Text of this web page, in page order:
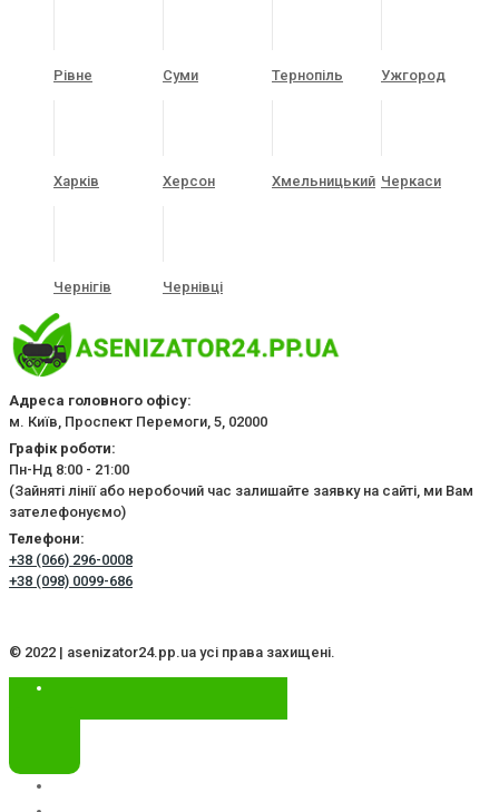
Рівне Суми Тернопіль Ужгород
Харків Херсон Хмельницький Черкаси
Чернігів Чернівці
Адреса головного офісу:
м. Київ, Проспект Перемоги, 5, 02000
Графік роботи:
Пн-Нд 8:00 - 21:00
(Зайняті лінії або неробочий час залишайте заявку на сайті, ми Вам
зателефонуємо)
Телефони:
+38 (066) 296-0008
+38 (098) 0099-686
© 2022 | asenizator24.pp.ua усі права захищені.